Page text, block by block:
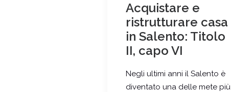
Acquistare e
ristrutturare casa
in Salento: Titolo
II, capo VI
Negli ultimi anni il Salento è
diventato una delle mete più